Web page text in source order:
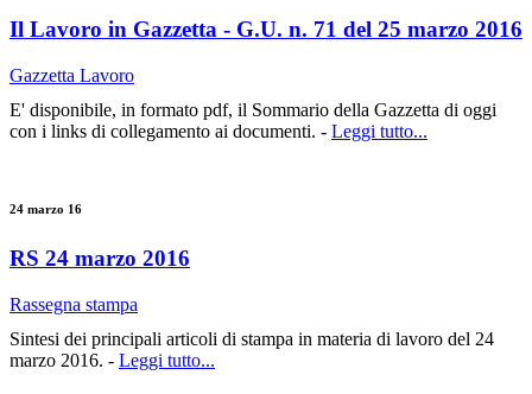
Il Lavoro in Gazzetta - G.U. n. 71 del 25 marzo 2016
Gazzetta Lavoro
E' disponibile, in formato pdf, il Sommario della Gazzetta di oggi
con i links di collegamento ai documenti. - Leggi tutto...
24 marzo 16
RS 24 marzo 2016
Rassegna stampa
Sintesi dei principali articoli di stampa in materia di lavoro del 24
marzo 2016. - Leggi tutto...